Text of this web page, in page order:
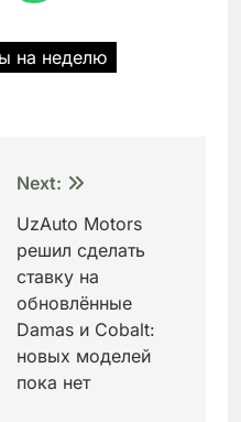
на неделю
Next:
UzAuto Motors
решил сделать
ставку на
обновлённые
Damas и Cobalt:
новых моделей
пока нет